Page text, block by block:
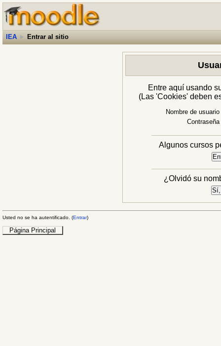
IEA ► Entrar al sitio
Entre aquí usando
(Las 'Cookies' deben
Nombre de usuario
Contraseña
Algunos cursos
¿Olvidó su
Usted no se ha autentificado. (Entrar)
Página Principal